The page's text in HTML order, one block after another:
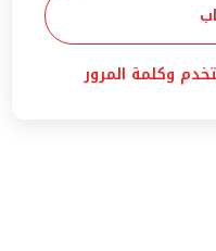
وكلمة المرور